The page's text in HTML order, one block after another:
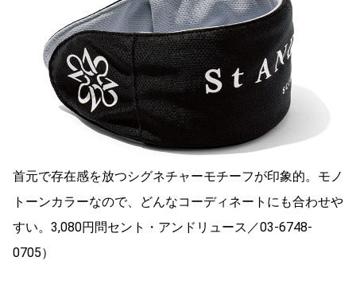
首元で存在感を放つシグネチャーモチーフが印象的。モノ
トーンカラーなので、どんなコーディネートにも合わせや
すい。3,080円問セント・アンドリュース／03-6748-
0705）